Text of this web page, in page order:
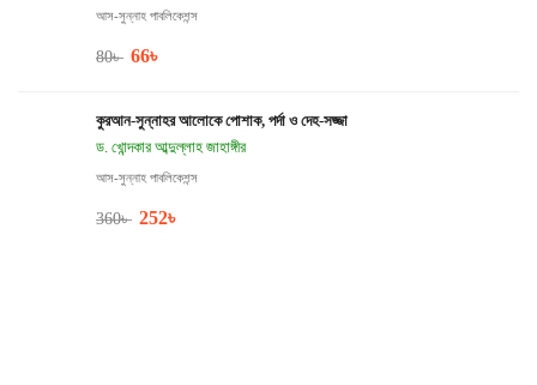
আস-সুন্নাহ পাবলিকেশন্স
80৳ 66৳
কুরআন-সুন্নাহর আলোকে পোশাক, পর্দা ও দেহ-সজ্জা
ড. খোন্দকার আব্দুল্লাহ জাহাঙ্গীর
আস-সুন্নাহ পাবলিকেশন্স
360৳ 252৳